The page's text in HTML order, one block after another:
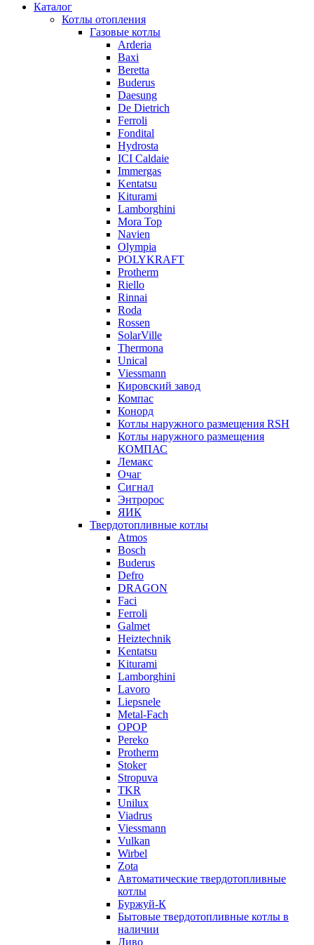
Каталог
Котлы отопления
Газовые котлы
Arderia
Baxi
Beretta
Buderus
Daesung
De Dietrich
Ferroli
Fondital
Hydrosta
ICI Caldaie
Immergas
Kentatsu
Kiturami
Lamborghini
Mora Top
Navien
Olympia
POLYKRAFT
Protherm
Riello
Rinnai
Roda
Rossen
SolarVille
Thermona
Unical
Viessmann
Кировский завод
Компас
Конорд
Котлы наружного размещения RSH
Котлы наружного размещения
КОМПАС
Лемакс
Очаг
Сигнал
Энтророс
ЯИК
Твердотопливные котлы
Atmos
Bosch
Buderus
Defro
DRAGON
Faci
Ferroli
Galmet
Heiztechnik
Kentatsu
Kiturami
Lamborghini
Lavoro
Liepsnele
Metal-Fach
OPOP
Pereko
Protherm
Stoker
Stropuva
TKR
Unilux
Viadrus
Viessmann
Vulkan
Wirbel
Zota
Автоматические твердотопливные
котлы
Буржуй-К
Бытовые твердотопливные котлы в
наличии
Диво